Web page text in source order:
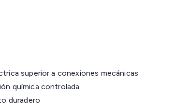
superior a conexiones mecánicas
química controlada
duradero